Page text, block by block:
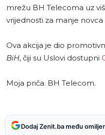
mrežu BH Telecoma uz
vrijednosti za manje
Ova akcija je dio
BiH, čiji su Uslovi dostupni
Moja priča. BH Telecom.
Dodaj Zenit.ba među